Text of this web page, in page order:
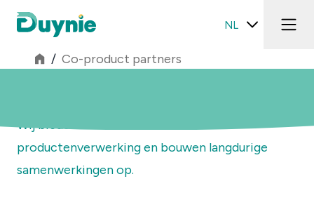
NL
/ Co-product partners
Wij bieden meer dan alleen co-
productenverwerking en bouwen langdurige
samenwerkingen op.